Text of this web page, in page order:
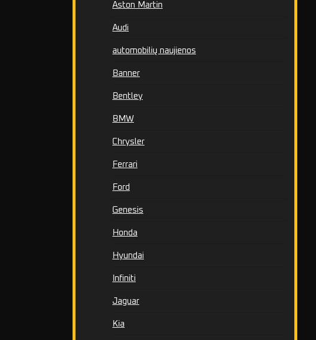
Aston Martin
Audi
automobilių naujienos
Banner
Bentley
BMW
Chrysler
Ferrari
Ford
Genesis
Honda
Hyundai
Infiniti
Jaguar
Kia